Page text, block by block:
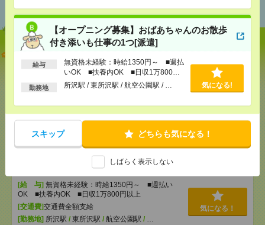
【オープニング募集】おばあちゃんのお散歩
付き添いも仕事の1つ[派遣]
給与
無資格未経験：時給1350円～ ■週払
いOK ■扶養内OK ■日収1万800円
以上
勤務地 所沢駅 / 東所沢駅 / 航空公園駅 / … 気になる!
スキップ どちらも気になる！
しばらく表示しない
説明会参加で全員に【現金2千円相当プレゼント】生
活のお手伝い[派遣]
[給 与]無資格未経験：時給1500円～ ■週払い
[交通費]交通費全額支給
三軒茶屋駅/世田谷駅/下高井戸駅/…
【オープニング募集】おばあちゃんのお散歩付き添
[給 与] 無資格未経験：時給1350円～ ■週払い
OK ■扶養内OK ■日収1万800円以上
[交通費]交通費全額支給
[勤務地] 所沢駅 / 東所沢駅 / 航空公園駅 / …
気になる！